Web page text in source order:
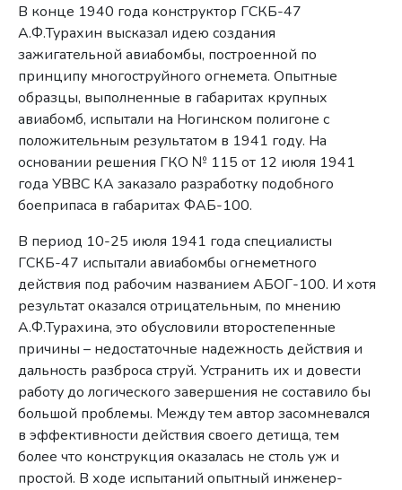
В конце 1940 года конструктор ГСКБ-47
А.Ф.Турахин высказал идею создания
зажигательной авиабомбы, построенной по
принципу многоструйного огнемета. Опытные
образцы, выполненные в габаритах крупных
авиабомб, испытали на Ногинском полигоне с
положительным результатом в 1941 году. На
основании решения ГКО № 115 от 12 июля 1941
года УВВС КА заказало разработку подобного
боеприпаса в габаритах ФАБ-100.
В период 10-25 июля 1941 года специалисты
ГСКБ-47 испытали авиабомбы огнеметного
действия под рабочим названием АБОГ-100. И хотя
результат оказался отрицательным, по мнению
А.Ф.Турахина, это обусловили второстепенные
причины – недостаточные надежность действия и
дальность разброса струй. Устранить их и довести
работу до логического завершения не составило бы
большой проблемы. Между тем автор засомневался
в эффективности действия своего детища, тем
более что конструкция оказалась не столь уж и
простой. В ходе испытаний опытный инженер-